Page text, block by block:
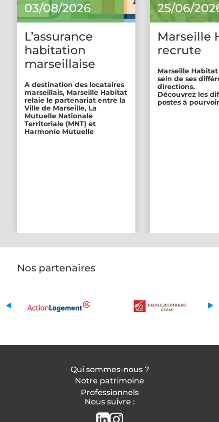
03/08/2026
L’assurance
habitation
marseillaise
A destination des locataires
marseillais, Marseille Habitat
relaie le partenariat entre la
Ville de Marseille, La
Mutuelle Nationale
Territoriale (MNT) et
Harmonie Mutuelle
25/06/
Marseille
recrute
Marseille
sein de ses
directions.
Découvrez les
postes à
Nos partenaires
Qui sommes-nous ?
Notre patrimoine
Professionnels
Nous suivre :